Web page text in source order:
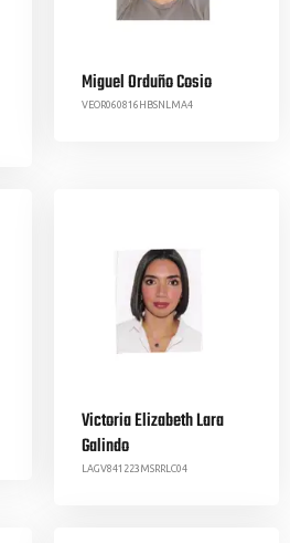
Miguel Orduño Cosio
VEOR060816HBSNLMA4
Victoria Elizabeth Lara
Galindo
LAGV841223MSRRLC04